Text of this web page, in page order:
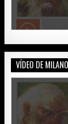
VÍDEO DE